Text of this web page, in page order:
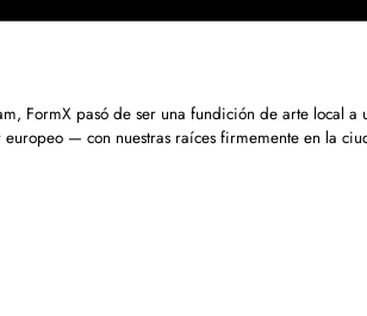
FormX pasó de ser una fundición de arte local a
— con nuestras raíces firmemente en la